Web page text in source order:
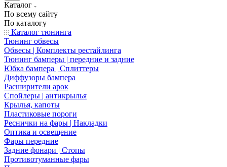
Каталог
По всему сайту
По каталогу
Каталог тюнинга
Тюнинг обвесы
Обвесы | Комплекты рестайлинга
Тюнинг бамперы | передние и задние
Юбка бампера | Сплиттеры
Диффузоры бампера
Расширители арок
Спойлеры | антикрылья
Крылья, капоты
Пластиковые пороги
Реснички на фары | Накладки
Оптика и освещение
Фары передние
Задние фонари | Стопы
Противотуманные фары